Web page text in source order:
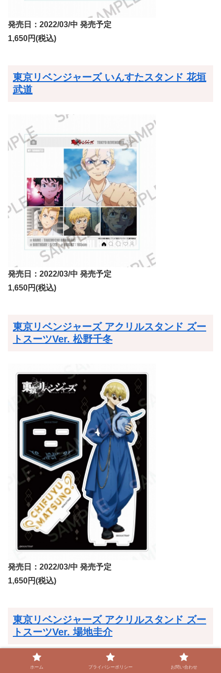
発売日：2022/03/中 発売予定
1,650円(税込)
東京リベンジャーズ いんすたスタンド 花垣
武道
発売日：2022/03/中 発売予定
1,650円(税込)
東京リベンジャーズ アクリルスタンド ズー
トスーツVer. 松野千冬
発売日：2022/03/中 発売予定
1,650円(税込)
東京リベンジャーズ アクリルスタンド ズー
トスーツVer. 場地圭介
ホーム プライバシーポリシー お問い合わせ